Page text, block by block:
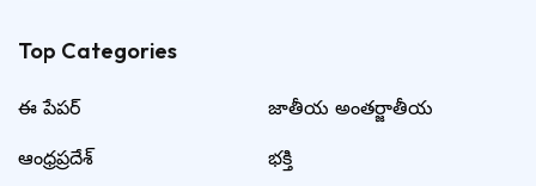
Top Categories​
ఈ పేపర్
ఆంధ్రప్రదేశ్
జాతీయ అంతర్జాతీయ
భక్తి